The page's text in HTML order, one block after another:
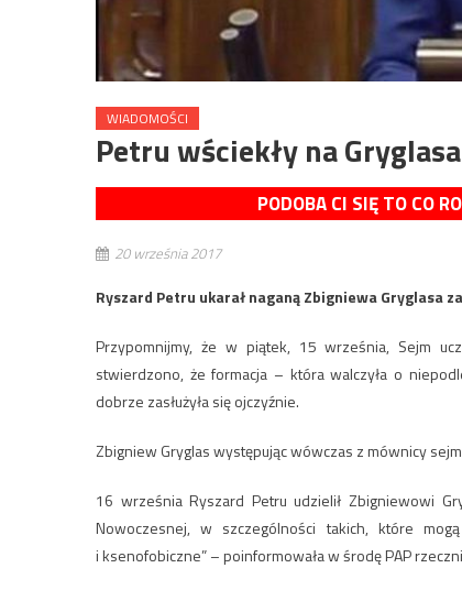
WIADOMOŚCI
Petru wściekły na
PODOBA CI SIĘ TO CO
20 września 2017
Ryszard Petru ukarał naganą Zbigniewa Gryglasa
Przypomnijmy, że w piątek, 15 września, Sejm
stwierdzono, że formacja – która walczyła o
dobrze zasłużyła się ojczyźnie.
Zbigniew Gryglas występując wówczas z mównicy
16 września Ryszard Petru udzielił Zbigniewowi
Nowoczesnej, w szczególności takich, które
i ksenofobiczne” – poinformowała w środę PAP